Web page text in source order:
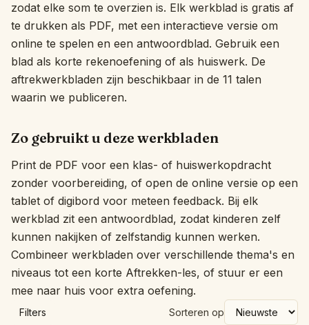
Inloggen
Registreren
zodat elke som te overzien is. Elk werkblad is gratis af
te drukken als PDF, met een interactieve versie om
online te spelen en een antwoordblad. Gebruik een
blad als korte rekenoefening of als huiswerk. De
aftrekwerkbladen zijn beschikbaar in de 11 talen
waarin we publiceren.
Zo gebruikt u deze werkbladen
Print de PDF voor een klas- of huiswerkopdracht
zonder voorbereiding, of open de online versie op een
tablet of digibord voor meteen feedback. Bij elk
werkblad zit een antwoordblad, zodat kinderen zelf
kunnen nakijken of zelfstandig kunnen werken.
Combineer werkbladen over verschillende thema's en
niveaus tot een korte Aftrekken-les, of stuur er een
mee naar huis voor extra oefening.
Filters Sorteren op